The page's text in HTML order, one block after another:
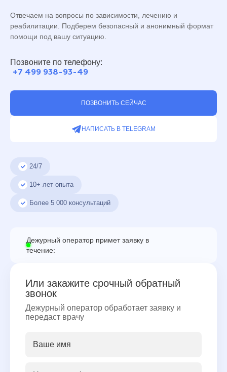
Отвечаем на вопросы по зависимости, лечению и
реабилитации. Подберем безопасный и анонимный формат
помощи под вашу ситуацию.
Позвоните по телефону:
+7 499 938-93-49
ПОЗВОНИТЬ СЕЙЧАС
НАПИСАТЬ В TELEGRAM
24/7
10+ лет опыта
Более 5 000 консультаций
Дежурный оператор примет заявку в
течение:
Или закажите срочный обратный
звонок
Дежурный оператор обработает заявку и
передаст врачу